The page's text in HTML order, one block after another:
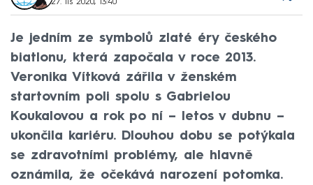
27. lis 2020, 13:40
Je jedním ze symbolů zlaté éry českého
biatlonu, která započala v roce 2013.
Veronika Vítková zářila v ženském
startovním poli spolu s Gabrielou
Koukalovou a rok po ní – letos v dubnu –
ukončila kariéru. Dlouhou dobu se potýkala
se zdravotními problémy, ale hlavně
oznámila, že očekává narození potomka.